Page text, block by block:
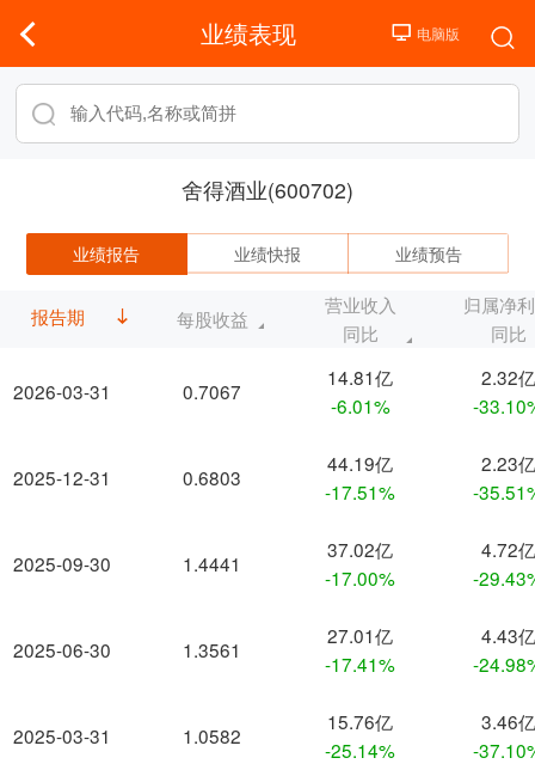
业绩表现
舍得酒业(600702)
业绩报告 业绩快报 业绩预告
报告期
2026-03-31
2025-12-31
2025-09-30
2025-06-30
2025-03-31
每股收益
营业收入
同比
归属净
同比
0.7067
14.81亿
-6.01%
2.32亿
-
0.6803
44.19亿
-17.51%
2.23亿
-
1.4441
37.02亿
-17.00%
4.72亿
-
1.3561
27.01亿
-17.41%
4.43亿
-
1.0582
15.76亿
-25.14%
3.46亿
-